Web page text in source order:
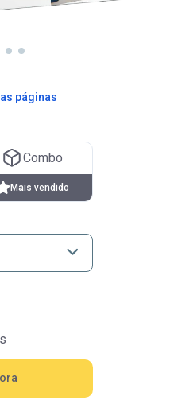
páginas
Combo
Mais vendido